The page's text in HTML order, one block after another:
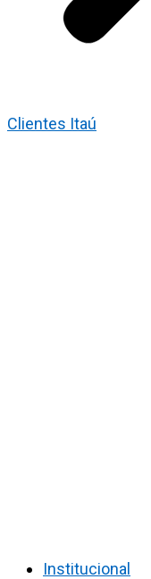
Clientes Itaú
Institucional